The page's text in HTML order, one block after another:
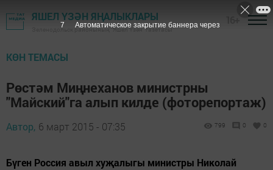
ЯШЕЛ ҮЗӘН ЯҢАЛЫКЛАРЫ
Зеленодольск районының "Яшел Үзән" газетасы
КӨН ТЕМАСЫ
Рөстәм Миңнеханов министрны
"Майский"га алып килде (фоторепортаж)
Автор, 6 март 2015 - 07:35 799 0 0
Бүген Россия авыл хуҗалыгы министры Николай
6 Автоматическое закрытие баннера через